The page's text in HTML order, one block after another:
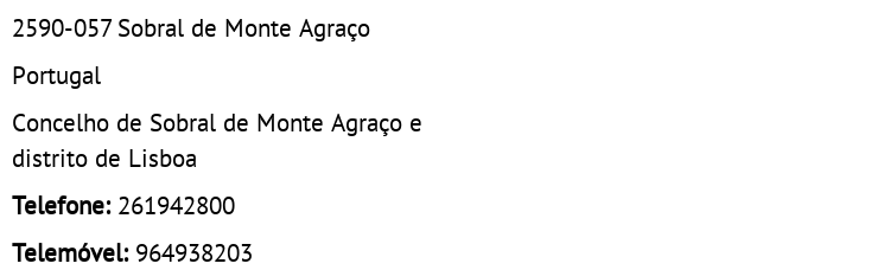
2590-057 Sobral de Monte Agraço
Portugal
Concelho de Sobral de Monte Agraço e
distrito de Lisboa
Telefone: 261942800
Telemóvel: 964938203